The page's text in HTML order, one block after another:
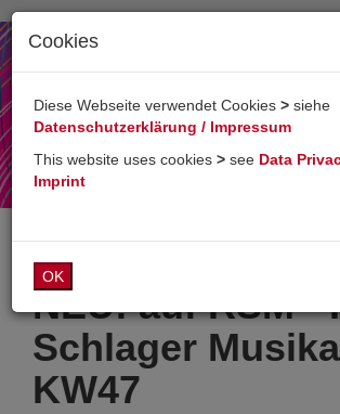
NEU! auf RSM -
Schlager
KW47
Cookies
Diese Webseite verwendet Cookies > siehe
Datenschutzerklärung / Impressum
This website uses cookies > see Data
Imprint
OK